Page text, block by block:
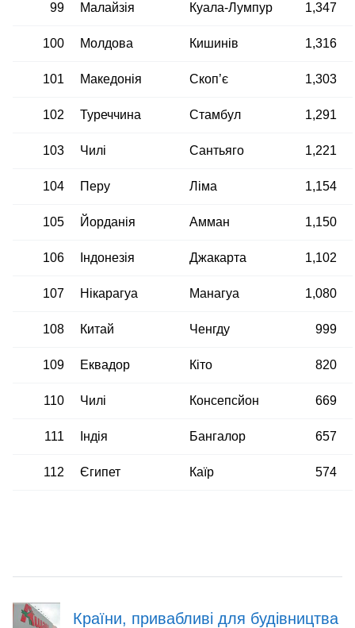
99 Малайзія Куала-Лумпур 1,347
100 Молдова Кишинів 1,316
101 Македонія Скоп’є 1,303
102 Туреччина Стамбул 1,291
103 Чилі Сантьяго 1,221
104 Перу Ліма 1,154
105 Йорданія Амман 1,150
106 Індонезія Джакарта 1,102
107 Нікарагуа Манагуа 1,080
108 Китай Ченгду 999
109 Еквадор Кіто 820
110 Чилі Консепсйон 669
111 Індія Бангалор 657
112 Єгипет Каїр 574
Країни, привабливі для будівництва